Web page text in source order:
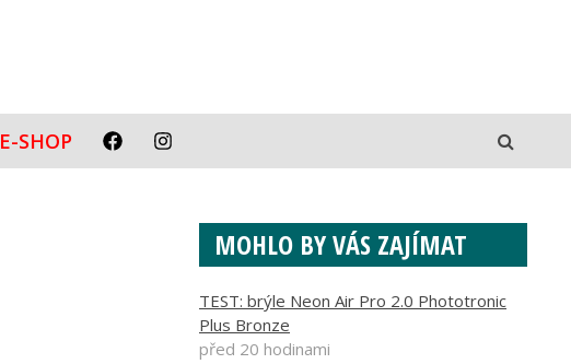
E-SHOP
MOHLO BY VÁS ZAJÍMAT
TEST: brýle Neon Air Pro 2.0 Phototronic
Plus Bronze
před 20 hodinami